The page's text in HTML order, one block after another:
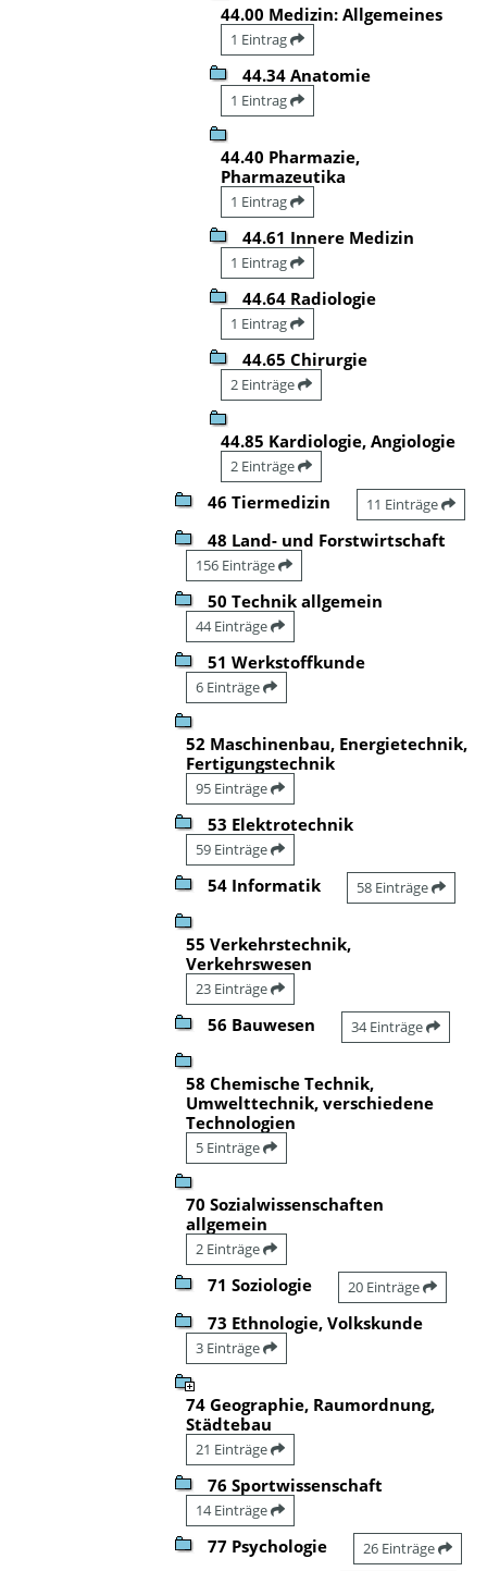
44.00 Medizin: Allgemeines
1 Eintrag
44.34 Anatomie
1 Eintrag
44.40 Pharmazie,
Pharmazeutika
1 Eintrag
44.61 Innere Medizin
1 Eintrag
44.64 Radiologie
1 Eintrag
44.65 Chirurgie
2 Einträge
44.85 Kardiologie, Angiologie
2 Einträge
46 Tiermedizin 11 Einträge
48 Land- und Forstwirtschaft
156 Einträge
50 Technik allgemein
44 Einträge
51 Werkstoffkunde
6 Einträge
52 Maschinenbau, Energietechnik,
Fertigungstechnik
95 Einträge
53 Elektrotechnik
59 Einträge
54 Informatik 58 Einträge
55 Verkehrstechnik,
Verkehrswesen
23 Einträge
56 Bauwesen 34 Einträge
58 Chemische Technik,
Umwelttechnik, verschiedene
Technologien
5 Einträge
70 Sozialwissenschaften
allgemein
2 Einträge
71 Soziologie 20 Einträge
73 Ethnologie, Volkskunde
3 Einträge
74 Geographie, Raumordnung,
Städtebau
21 Einträge
76 Sportwissenschaft
14 Einträge
77 Psychologie 26 Einträge